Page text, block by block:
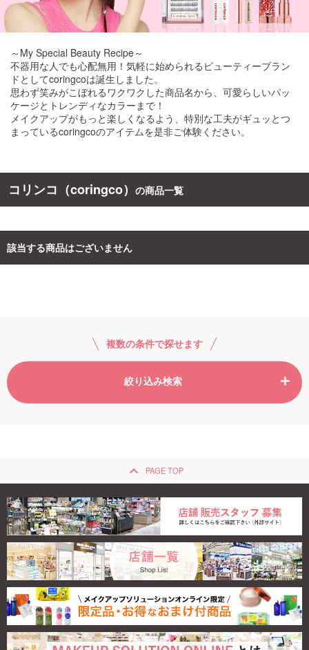
ご利用ガイド
お問い合わせ
ログイン・新規会員登録
～My Special Beauty Recipe～
不器用な人でも心配無用！気軽に始められるビューティーブラン
ドとしてcoringcoは誕生しました。
思わず笑みがこぼれるワクワクした商品名から、可愛らしいパッ
ケージとトレンディなカラーまで！
メイクアップがもっと楽しくなるよう、特別な工夫がギュッとつ
まっているcoringcoのアイテムを是非ご体験ください。
コリンコ（coringco） の商品一覧
該当する商品はございません
複数の条件で探せます
絞り込み検索
keyboard_arrow_up PAGE TOP